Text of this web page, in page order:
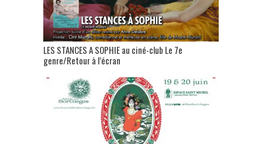
LES STANCES A SOPHIE au ciné-club Le 7e
genre/Retour à l’écran